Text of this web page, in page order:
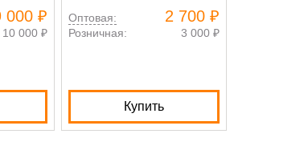
000 ₽
10 000 ₽
Оптовая:
2 700 ₽
Розничная: 3 000 ₽
Купить